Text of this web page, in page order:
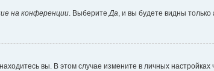
на конференции. ВыберитеДа, и вы будете видны
вы. В этом случае измените в личных настройках